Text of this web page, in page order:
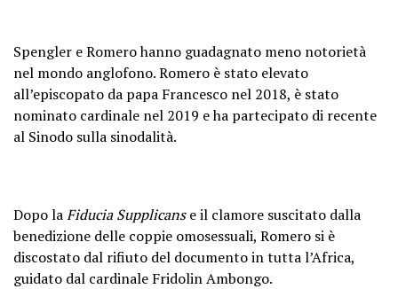
Spengler e Romero hanno guadagnato meno notorietà
nel mondo anglofono. Romero è stato elevato
all’episcopato da papa Francesco nel 2018, è stato
nominato cardinale nel 2019 e ha partecipato di recente
al Sinodo sulla sinodalità.
Dopo laFiducia Supplicanse il clamore suscitato dalla
benedizione delle coppie omosessuali, Romero si è
discostato dal rifiuto del documento in tutta l’Africa,
guidato dal cardinale Fridolin Ambongo.